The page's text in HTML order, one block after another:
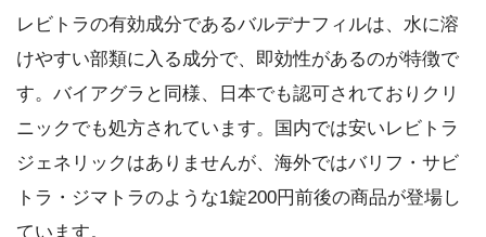
レビトラの有効成分であるバルデナフィルは、水に溶
けやすい部類に入る成分で、即効性があるのが特徴で
す。バイアグラと同様、日本でも認可されておりクリ
ニックでも処方されています。国内では安いレビトラ
ジェネリックはありませんが、海外ではバリフ・サビ
トラ・ジマトラのような1錠200円前後の商品が登場し
ています。